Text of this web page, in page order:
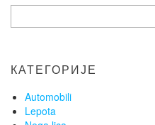
за:
КАТЕГОРИЈЕ
Automobili
Lepota